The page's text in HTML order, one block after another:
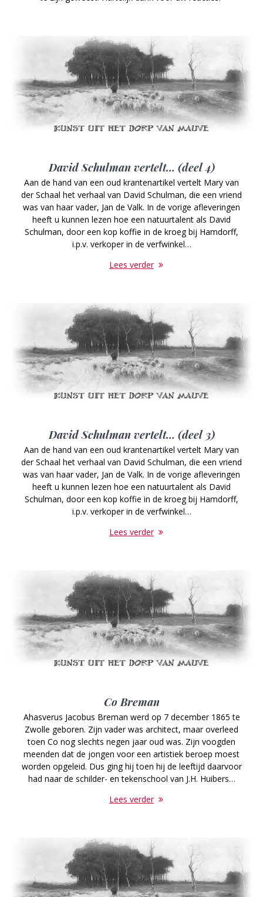
David Schulman vertelt… (deel 4)
Aan de hand van een oud krantenartikel vertelt Mary van
der Schaal het verhaal van David Schulman, die een vriend
was van haar vader, Jan de Valk. In de vorige afleveringen
heeft u kunnen lezen hoe een natuurtalent als David
Schulman, door een kop koffie in de kroeg bij Hamdorff,
i.p.v. verkoper in de verfwinkel…
Lees verder
David Schulman vertelt… (deel 3)
Aan de hand van een oud krantenartikel vertelt Mary van
der Schaal het verhaal van David Schulman, die een vriend
was van haar vader, Jan de Valk. In de vorige afleveringen
heeft u kunnen lezen hoe een natuurtalent als David
Schulman, door een kop koffie in de kroeg bij Hamdorff,
i.p.v. verkoper in de verfwinkel…
Lees verder
Co Breman
Ahasverus Jacobus Breman werd op 7 december 1865 te
Zwolle geboren. Zijn vader was architect, maar overleed
toen Co nog slechts negen jaar oud was. Zijn voogden
meenden dat de jongen voor een artistiek beroep moest
worden opgeleid. Dus ging hij toen hij de leeftijd daarvoor
had naar de schilder- en tekenschool van J.H. Huibers…
Lees verder